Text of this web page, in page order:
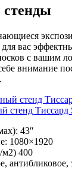
вас
c вашим
внимание
стенд Тиссард
43″
1080×1920
м2) 400
антибликовое,